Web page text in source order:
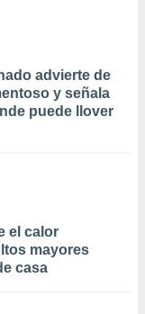
advierte de
y señala
puede llover
el calor
mayores
casa